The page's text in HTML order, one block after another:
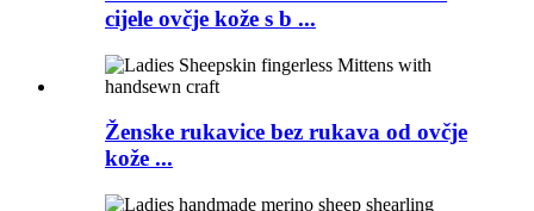
cijele ovčje kože s b ...
Ženske rukavice bez rukava od ovčje
kože ...